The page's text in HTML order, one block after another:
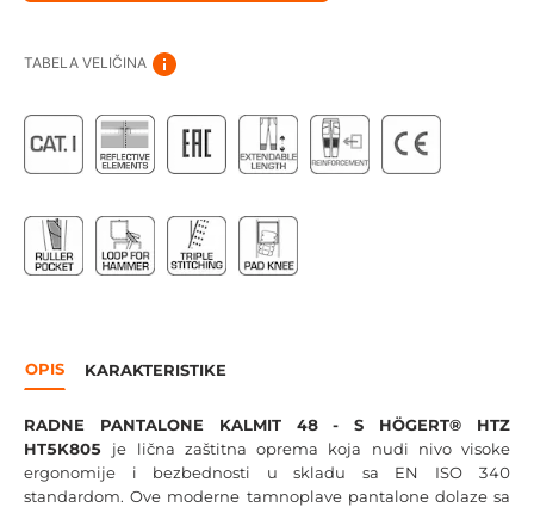
TABELA VELIČINA
OPIS KARAKTERISTIKE
RADNE PANTALONE KALMIT 48 - S HÖGERT® HTZ
HT5K805 je lična zaštitna oprema koja nudi nivo visoke
ergonomije i bezbednosti u skladu sa EN ISO 340
standardom. Ove moderne tamnoplave pantalone dolaze sa